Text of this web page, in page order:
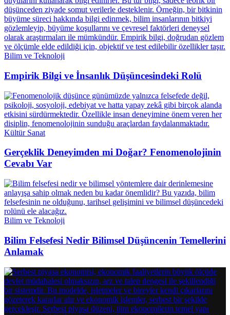
Bilim ve Teknoloji
Empirik Bilgi ve İnsanlık Düşüncesindeki Rolü
Kültür Sanat
Gerçeklik Deneyimden mi Doğar? Fenomenolojinin
Cevabı Var
Bilim ve Teknoloji
Bilim Felsefesi Nedir Bilimsel Düşüncenin Temellerini
Anlamak